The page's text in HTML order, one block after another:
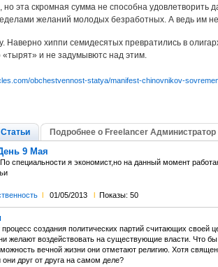
эта скромная сумма не способна удовлетворить
желаний молодых безработных. А ведь им
Наверно хиппи семидесятых превратились в
«тырят» и не задумывютс над этим.
obchestvennost-statya/manifest-chinovnikov-
Подробнее о Freelancer Администратор
9 Мая
специальности я экономист,но на данный момент
l 01/05/2013 l Показы: 50
создания политических партий считающих своей
желают воздействовать на существующие власти. Что
вечной жизни они отметают религию. Хотя
друг от друга на самом деле?